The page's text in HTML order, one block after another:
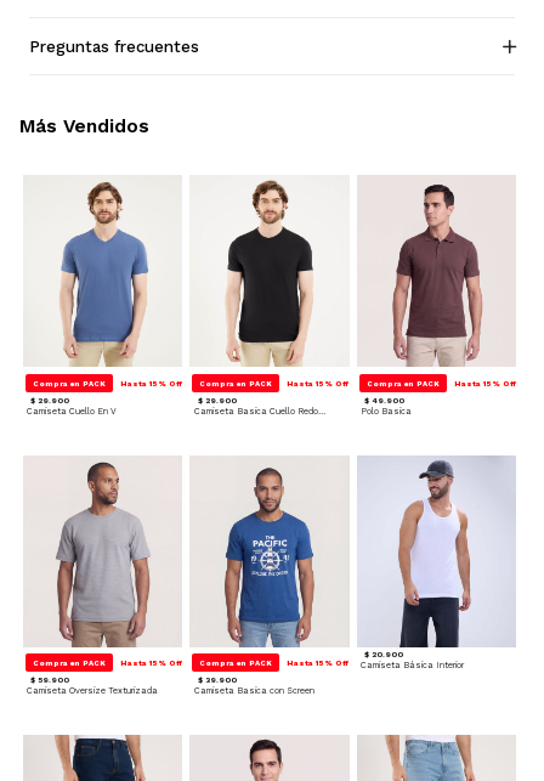
Preguntas frecuentes
Compra en PACK Hasta 15% Off
$ 29.900
Camiseta Cuello En V
Compra en PACK Hasta 15% Off
$ 29.900
Camiseta Basica Cuello Redondo
Compra en PACK Hasta 15% Off
$ 49.900
Polo Basica
Compra en PACK Hasta 15% Off
$ 59.900
Camiseta Oversize Texturizada
Compra en PACK Hasta 15% Off
$ 39.900
Camiseta Basica con Screen
$ 20.900
Camiseta Básica Interior
Más Vendidos